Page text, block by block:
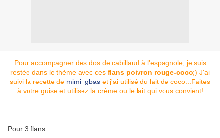
Pour accompagner des dos de cabillaud à l'espagnole, je suis
restée dans le thème avec ces flans poivron rouge-coco;) J'ai
suivi la recette de mimi_gbas et j'ai utilisé du lait de coco...Faites
à votre guise et utilisez la crème ou le lait qui vous convient!
Pour 3 flans